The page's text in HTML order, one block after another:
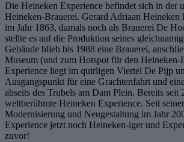
Die Heineken Experience befindet sich in der
Heineken-Brauerei. Gerard Adriaan Heineken
im Jahr 1863, damals noch als Brauerei De
stellte es auf die Produktion seines
Gebäude blieb bis 1988 eine Brauerei,
Museum (und zum Hotspot für den Heineken-
Experience liegt im quirligen Viertel De Pijp
Ausgangspunkt für eine Grachtenfahrt und
abseits des Trubels am Dam Plein. Bereits seit
weltberühmte Heineken Experience. Seit
Modernisierung und Neugestaltung im Jahr
Experience jetzt noch Heineken-iger und
zuvor!